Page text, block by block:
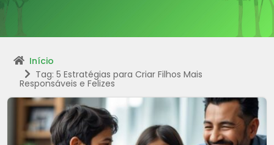
Início
Tag: 5 Estratégias para Criar Filhos Mais
Responsáveis e Felizes